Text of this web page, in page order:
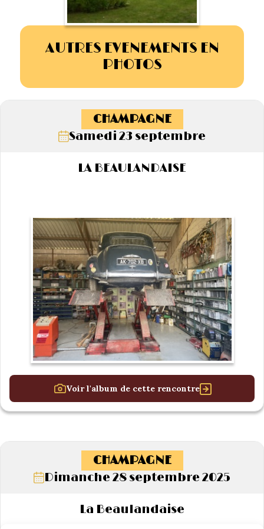
AUTRES EVENEMENTS EN
PHOTOS
CHAMPAGNE
Samedi 23 septembre
LA BEAULANDAISE
Voir l'album de cette rencontre
CHAMPAGNE
Dimanche 28 septembre 2025
La Beaulandaise